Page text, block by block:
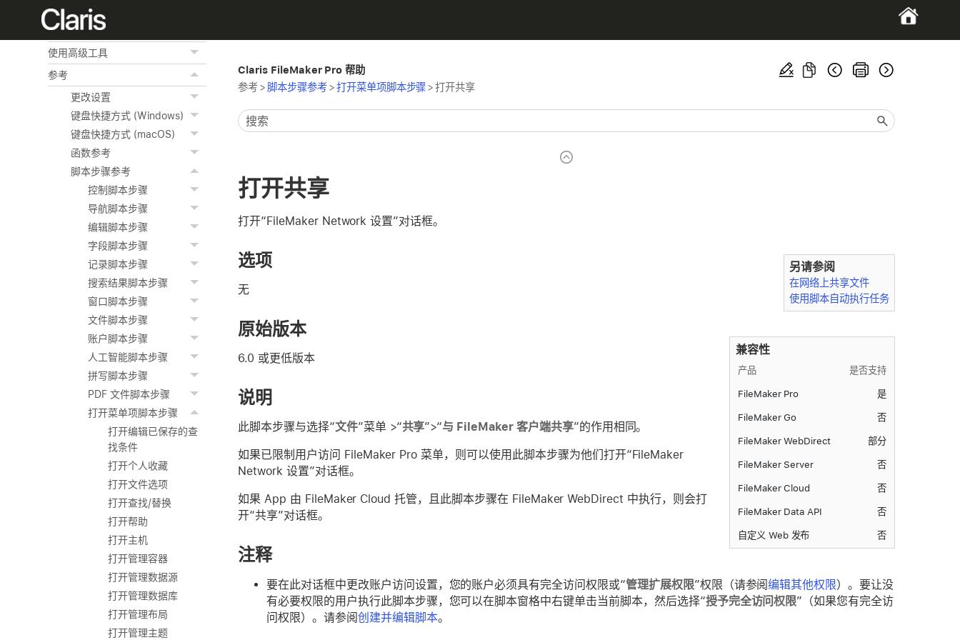
ODBC 和 JDBC
访问外部数据源
使用高级工具
参考
更改设置
键盘快捷方式 (Windows)
键盘快捷方式 (macOS)
函数参考
脚本步骤参考
控制脚本步骤
导航脚本步骤
编辑脚本步骤
字段脚本步骤
记录脚本步骤
搜索结果脚本步骤
窗口脚本步骤
文件脚本步骤
账户脚本步骤
人工智能脚本步骤
拼写脚本步骤
PDF 文件脚本步骤
打开菜单项脚本步骤
打开编辑已保存的查
找条件
打开个人收藏
打开文件选项
打开查找/替换
打开帮助
打开主机
打开管理容器
打开管理数据源
打开管理数据库
打开管理布局
打开管理主题
Claris FileMaker Pro 帮助
参考> 脚本步骤参考>打开菜单项脚本步骤> 打开共享
打开共享
打开“FileMaker Network 设置”对话框。
另请参阅
在网络上共享文件
使用脚本自动执行任务
选项
无
兼容性
产品 是否支持
FileMaker Pro 是
FileMaker Go 否
FileMaker WebDirect 部分
FileMaker Server 否
FileMaker Cloud 否
FileMaker Data API 否
自定义 Web 发布 否
原始版本
6.0 或更低版本
说明
此脚本步骤与选择“文件”菜单 >“共享”>“与 FileMaker 客户端共享”的作用相同。
如果已限制用户访问 FileMaker Pro 菜单，则可以使用此脚本步骤为他们打开“FileMaker
Network 设置”对话框。
如果 App 由 FileMaker Cloud 托管，且此脚本步骤在 FileMaker WebDirect 中执行，则会打
开“共享”对话框。
注释
要在此对话框中更改账户访问设置，您的账户必须具有完全访问权限或“管理扩展权限”权限（请参阅编辑其他权限）。要让没
有必要权限的用户执行此脚本步骤，您可以在脚本窗格中右键单击当前脚本，然后选择“授予完全访问权限”（如果您有完全访
问权限）。请参阅创建并编辑脚本。